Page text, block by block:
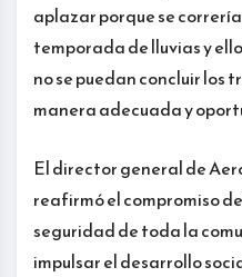
aplazar porque se
temporada de lluvias y
no se puedan concluir los
manera adecuada y
El director general de
reafirmó el compromiso
seguridad de toda la
impulsar el desarrollo